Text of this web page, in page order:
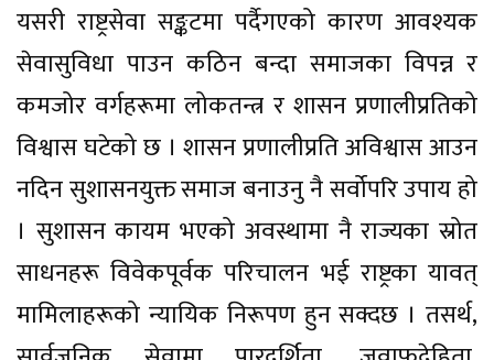
यसरी राष्ट्रसेवा सङ्कटमा पर्दैगएको कारण आवश्यक
सेवासुविधा पाउन कठिन बन्दा समाजका विपन्न र
कमजोर वर्गहरूमा लोकतन्त्र र शासन प्रणालीप्रतिको
विश्वास घटेको छ । शासन प्रणालीप्रति अविश्वास आउन
नदिन सुशासनयुक्त समाज बनाउनु नै सर्वोपरि उपाय हो
। सुशासन कायम भएको अवस्थामा नै राज्यका स्रोत
साधनहरू विवेकपूर्वक परिचालन भई राष्ट्रका यावत्
मामिलाहरूको न्यायिक निरूपण हुन सक्दछ । तसर्थ,